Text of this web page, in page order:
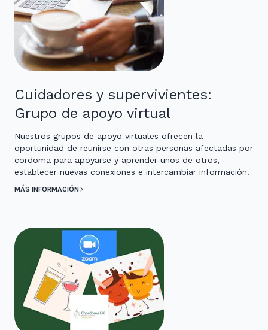
Cuidadores y supervivientes:
Grupo de apoyo virtual
Nuestros grupos de apoyo virtuales ofrecen la
oportunidad de reunirse con otras personas afectadas por
cordoma para apoyarse y aprender unos de otros,
establecer nuevas conexiones e intercambiar información.
MÁS INFORMACIÓN